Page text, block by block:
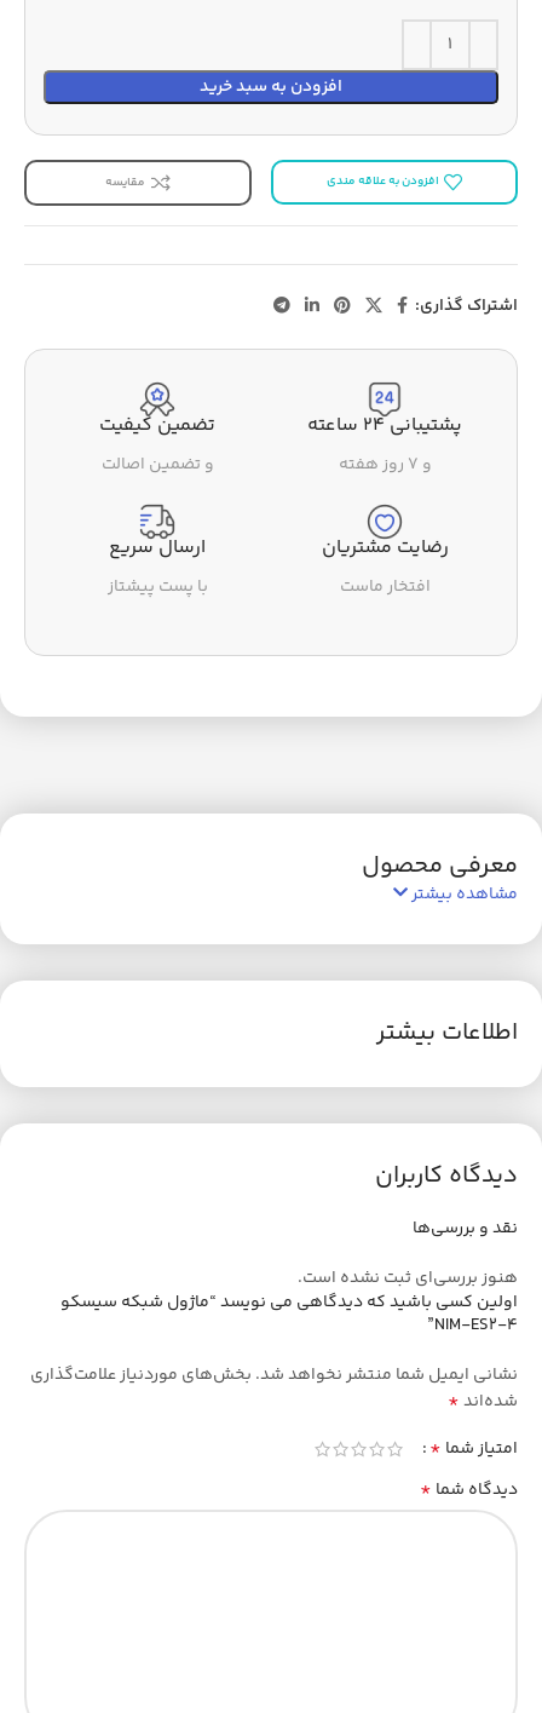
افزودن به سبد خرید
افزودن به علاقه مندی مقایسه
اشتراک گذاری:
پشتیبانی ۲۴ ساعته
و ۷ روز هفته
تضمین کیفیت
و تضمین اصالت
رضایت مشتریان
افتخار ماست
ارسال سریع
با پست پیشتاز
معرفی محصول
مشاهده بیشتر
اطلاعات بیشتر
دیدگاه کاربران
نقد و بررسی‌ها
هنوز بررسی‌ای ثبت نشده است.
اولین کسی باشید که دیدگاهی می نویسد “ماژول شبکه سیسکو
NIM-ES2-4”
نشانی ایمیل شما منتشر نخواهد شد. بخش‌های موردنیاز علامت‌گذاری
شده‌اند*
امتیاز شما *
دیدگاه شما *